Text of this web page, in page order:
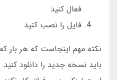
فعال کنید
فایل را نصب کنید
نکته مهم اینجاست که هر
باید نسخه جدید را دانلود